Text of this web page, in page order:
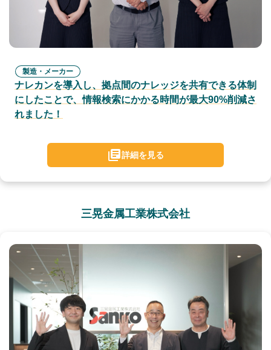
製造・メーカー
ナレカンを導入し、拠点間のナレッジを共有できる体制
にしたことで、情報検索にかかる時間が最大90%削減さ
れました！
詳細を見る
三晃金属工業株式会社